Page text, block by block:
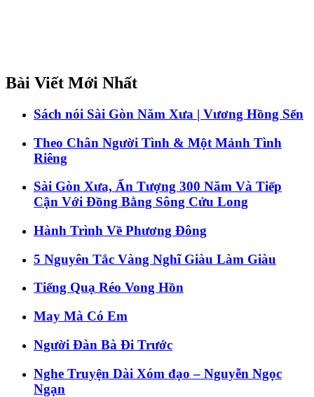
Bài Viết Mới Nhất
Sách nói Sài Gòn Năm Xưa | Vương Hồng Sển
Theo Chân Người Tình & Một Mảnh Tình
Riêng
Sài Gòn Xưa, Ấn Tượng 300 Năm Và Tiếp
Cận Với Đồng Bằng Sông Cửu Long
Hành Trình Về Phương Đông
5 Nguyên Tắc Vàng Nghĩ Giàu Làm Giàu
Tiếng Quạ Réo Vong Hồn
May Mà Có Em
Người Đàn Bà Đi Trước
Nghe Truyện Dài Xóm đạo – Nguyễn Ngọc
Ngạn